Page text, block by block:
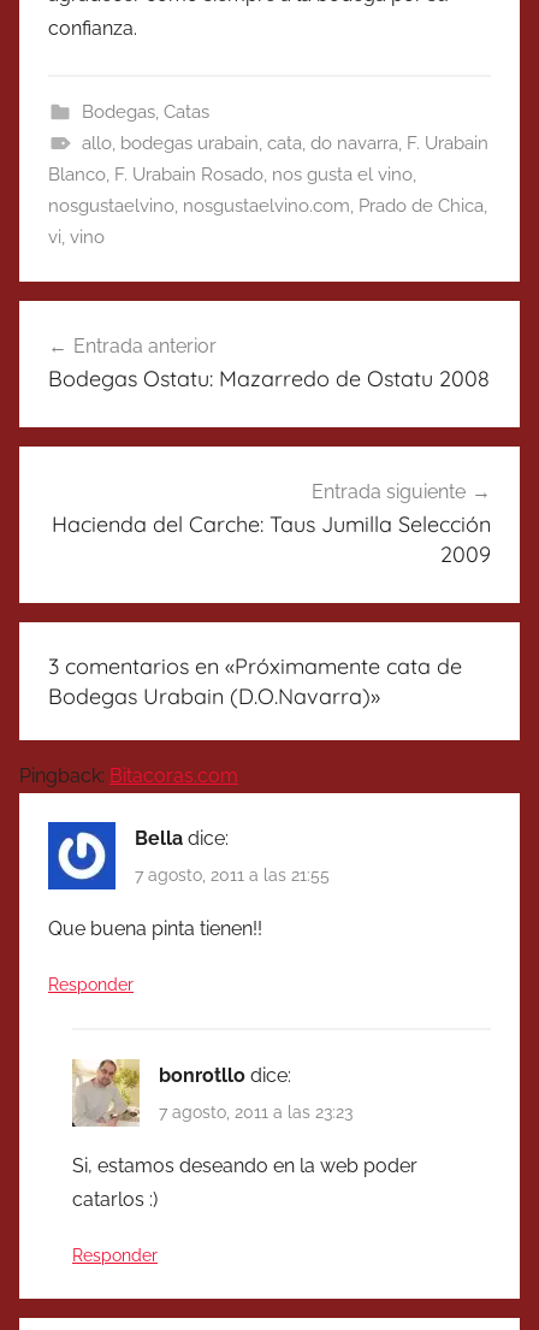
confianza.
Bodegas, Catas
allo, bodegas urabain, cata, do navarra, F. Urabain
Blanco, F. Urabain Rosado, nos gusta el vino,
nosgustaelvino, nosgustaelvino.com, Prado de Chica,
vi, vino
de
Entrada anterior
Bodegas Ostatu: Mazarredo de Ostatu 2008
Entrada siguiente
Hacienda del Carche: Taus Jumilla Selección
2009
3 comentarios en «Próximamente cata de
Bodegas Urabain (D.O.Navarra)»
Pingback: Bitacoras.com
Bella dice:
7 agosto, 2011 a las 21:55
Que buena pinta tienen!!
Responder
bonrotllo dice:
7 agosto, 2011 a las 23:23
Si, estamos deseando en la web poder
catarlos :)
Responder